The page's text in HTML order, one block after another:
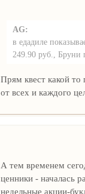
AG:
в едадиле
249.90 руб., Бруни
Прям квест какой
от всех и каждого
А тем временем
ценники - началась
недельные акции-